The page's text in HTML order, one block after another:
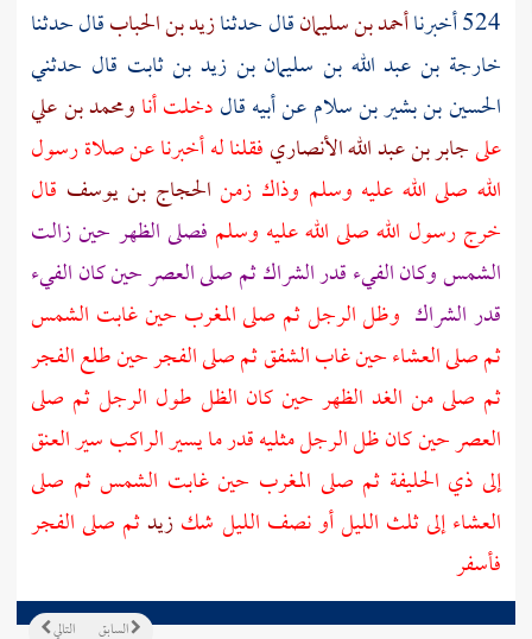
524 أخبرنا أحمد بن سليمانقال حدثنازيد بن الحبابقال حدثنا
خارجة بن عبد الله بن سليمان بن زيد بن ثابت قال حدثني
الحسين بن بشير بن سلامعنأبيهقالدخلت أناومحمد بن علي
علىجابر بن عبد الله الأنصاريفقلنا له أخبرنا عن صلاة رسول
الله صلى الله عليه وسلم وذاك زمن الحجاج بن يوسف قال
خرج رسول الله صلى الله عليه وسلم فصلى الظهر حين زالت
الشمس وكان الفيء قدر الشراك ثم صلى العصر حين كان الفيء
قدر الشراك وظل الرجل ثم صلى المغرب حين غابت الشمس
ثم صلى العشاء حين غاب الشفق ثم صلى الفجر حين طلع الفجر
ثم صلى من الغد الظهر حين كان الظل طول الرجل ثم صلى
العصر حين كان ظل الرجل مثليه قدر ما يسير الراكب سير العنق
إلى ذي الحليفة ثم صلى المغرب حين غابت الشمس ثم صلى
العشاء إلى ثلث الليل أو نصف الليل شكزيدثم صلى الفجر
فأسفر
التالي السابق